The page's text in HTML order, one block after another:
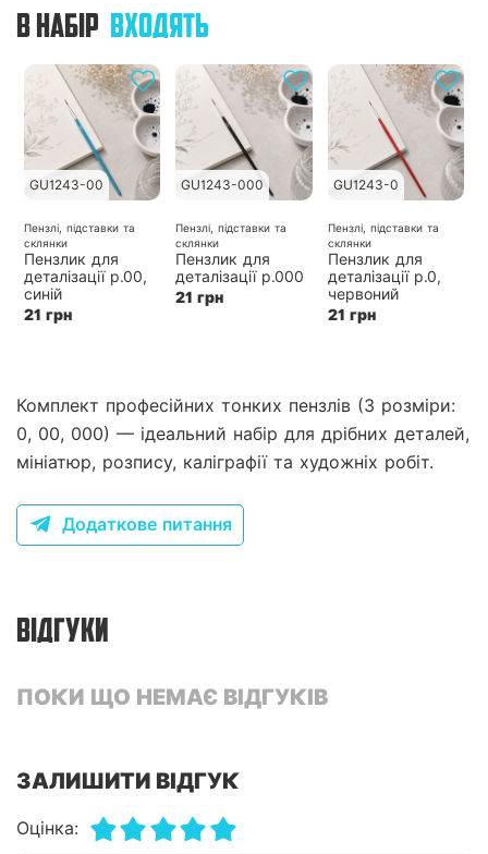
В НАБІР ВХОДЯТЬ
GU1243-00
Пензлі, підставки та
склянки
Пензлик для
деталізації р.00,
синій
21 грн
GU1243-000
Пензлі, підставки та
склянки
Пензлик для
деталізації р.000
21 грн
GU1243-0
Пензлі, підставки та
склянки
Пензлик для
деталізації р.0,
червоний
21 грн
Комплект професійних тонких пензлів (3 розміри:
0, 00, 000) — ідеальний набір для дрібних деталей,
мініатюр, розпису, каліграфії та художніх робіт.
Додаткове питання
ВІДГУКИ
ПОКИ ЩО НЕМАЄ ВІДГУКІВ
ЗАЛИШИТИ ВІДГУК
Оцінка: